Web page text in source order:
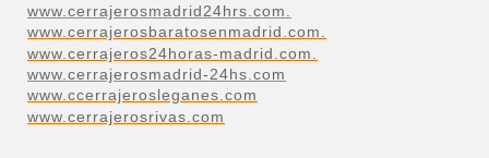
www.cerrajerosmadrid24hrs.com.
www.cerrajerosbaratosenmadrid.com.
www.cerrajeros24horas-madrid.com.
www.cerrajerosmadrid-24hs.com
www.ccerrajerosleganes.com
www.cerrajerosrivas.com